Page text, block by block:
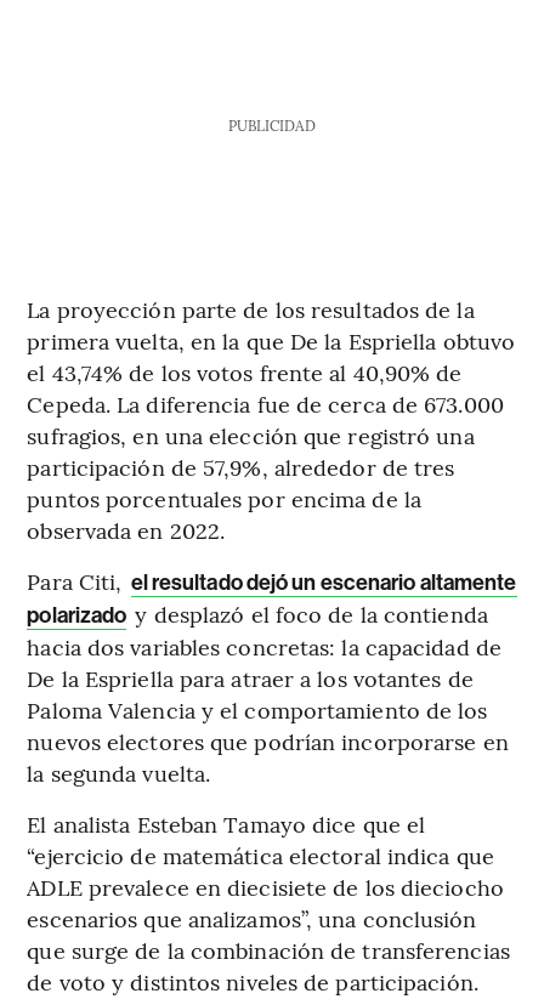
PUBLICIDAD
La proyección parte de los resultados de la
primera vuelta, en la que De la Espriella obtuvo
el 43,74% de los votos frente al 40,90% de
Cepeda. La diferencia fue de cerca de 673.000
sufragios, en una elección que registró una
participación de 57,9%, alrededor de tres
puntos porcentuales por encima de la
observada en 2022.
Para Citi, el resultado dejó un escenario altamente
polarizado y desplazó el foco de la contienda
hacia dos variables concretas: la capacidad de
De la Espriella para atraer a los votantes de
Paloma Valencia y el comportamiento de los
nuevos electores que podrían incorporarse en
la segunda vuelta.
El analista Esteban Tamayo dice que el
“ejercicio de matemática electoral indica que
ADLE prevalece en diecisiete de los dieciocho
escenarios que analizamos”, una conclusión
que surge de la combinación de transferencias
de voto y distintos niveles de participación.